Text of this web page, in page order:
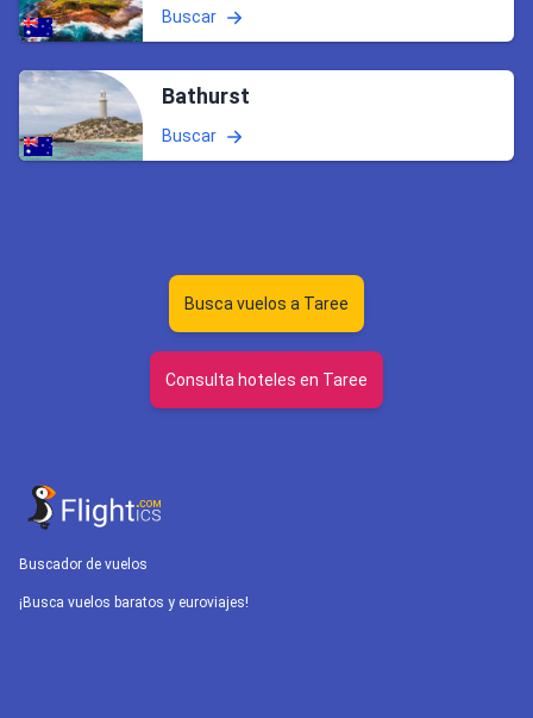
Buscar
Bathurst
Buscar
Busca vuelos a Taree
Consulta hoteles en Taree
Buscador de vuelos
¡Busca vuelos baratos y euroviajes!